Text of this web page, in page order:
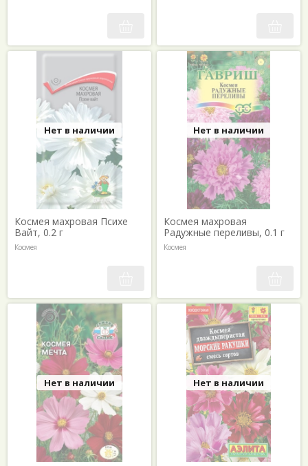
Нет в наличии
Космея махровая Психе
Вайт, 0.2 г
Космея
Нет в наличии
Космея махровая
Радужные переливы, 0.1 г
Космея
Нет в наличии Нет в наличии